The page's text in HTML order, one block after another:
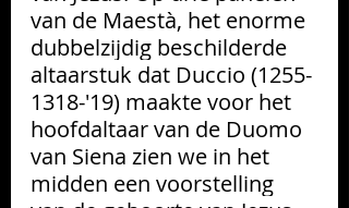
van de Maestà, het enorme
dubbelzijdig beschilderde
altaarstuk dat Duccio (1255-
1318-'19) maakte voor het
hoofdaltaar van de Duomo
van Siena zien we in het
midden een voorstelling